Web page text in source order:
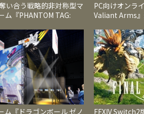
い合う戦略的非対称型マ
ム『PHANTOM TAG:
PC向けオンラ
Valiant Arms
ム『ドラゴンボール ゼノ
FFXIV Switch2